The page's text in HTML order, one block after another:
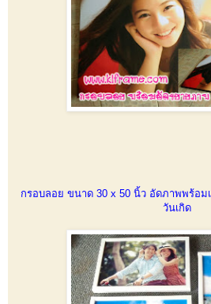
กรอบลอย ขนาด 30 x 50 นิ้ว อัดภาพพร้อ
วันเกิด